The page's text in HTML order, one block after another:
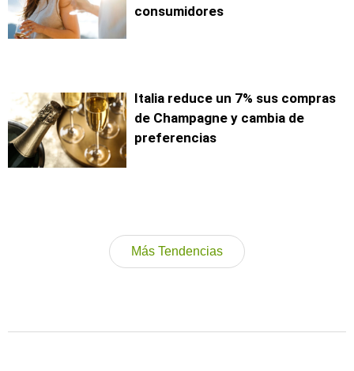
consumidores
Italia reduce un 7% sus compras
de Champagne y cambia de
preferencias
Más Tendencias